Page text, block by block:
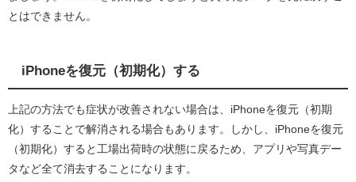
とはできません。
iPhoneを復元（初期化）する
上記の方法でも症状が改善されない場合は、iPhoneを復元（初期
化）することで解消される場合もあります。しかし、iPhoneを復元
（初期化）すると工場出荷時の状態に戻るため、アプリや写真デー
タなど全て消去することになります。